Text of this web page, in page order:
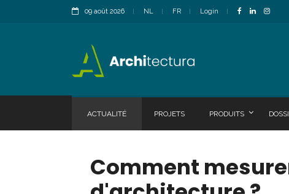
09 août 2026 NL FR Login
ACTUALITÉ PROJETS PRODUITS
Comment